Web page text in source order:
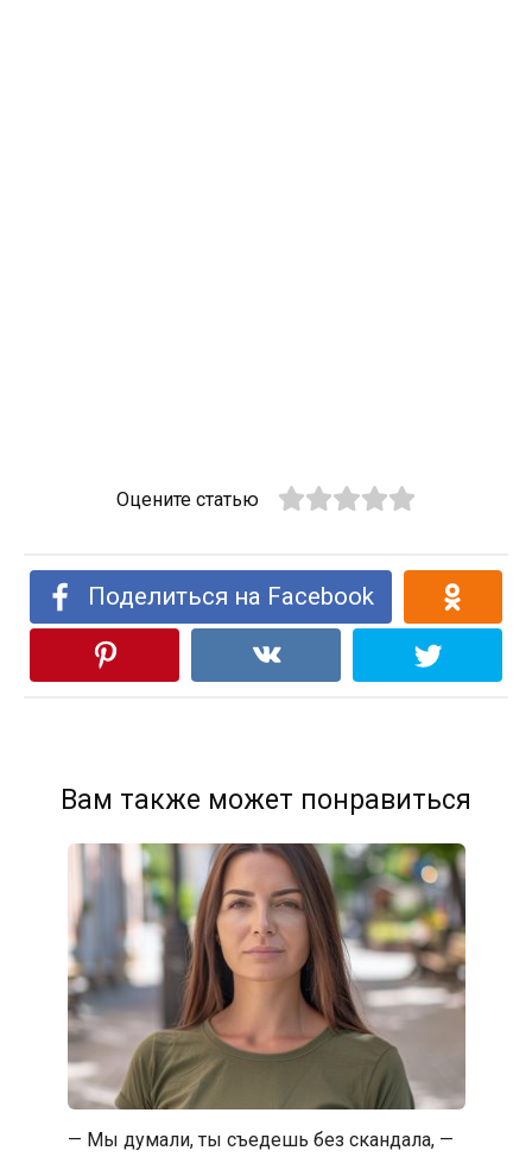
Оцените статью
Поделиться на Facebook
Вам также может понравиться
— Мы думали, ты съедешь без скандала, —